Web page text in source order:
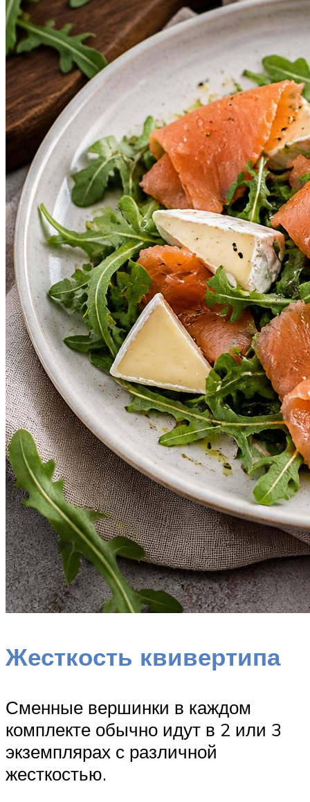
Жесткость квивертипа
Сменные вершинки в каждом
комплекте обычно идут в 2 или 3
экземплярах с различной
жесткостью.